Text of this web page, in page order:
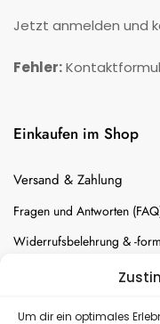
Um dir ein optimales
Jetzt anmelden und
Fehler:
Einkaufen im Shop
Versand & Zahlung
Fragen und Antworten
Widerrufsbelehrung & -
Batterien-Entsorgung